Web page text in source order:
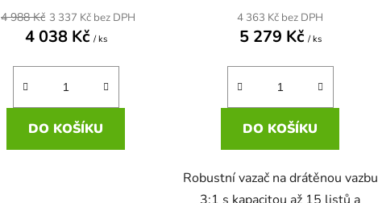
3 337 Kč bez DPH
4 038 Kč / ks
4 988 Kč
DO KOŠÍKU
4 363 Kč bez DPH
5 279 Kč / ks
DO KOŠÍKU
Robustní vazač na drátěnou vazbu